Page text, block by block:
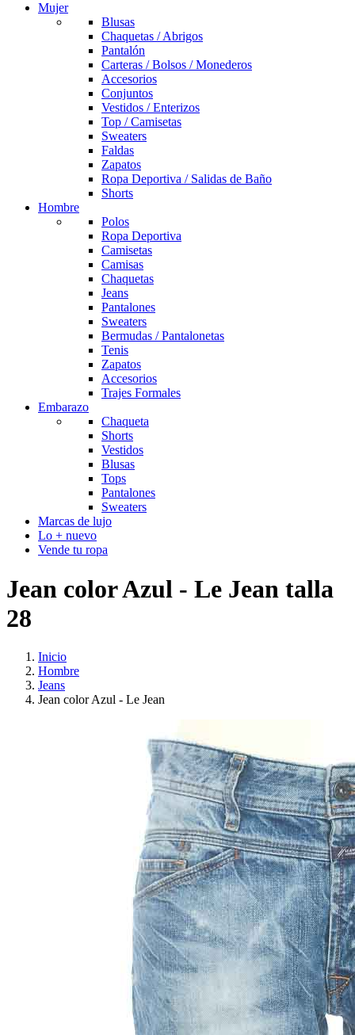
Mujer
Blusas
Chaquetas / Abrigos
Pantalón
Carteras / Bolsos / Monederos
Accesorios
Conjuntos
Vestidos / Enterizos
Top / Camisetas
Sweaters
Faldas
Zapatos
Ropa Deportiva / Salidas de Baño
Shorts
Hombre
Polos
Ropa Deportiva
Camisetas
Camisas
Chaquetas
Jeans
Pantalones
Sweaters
Bermudas / Pantalonetas
Tenis
Zapatos
Accesorios
Trajes Formales
Embarazo
Chaqueta
Shorts
Vestidos
Blusas
Tops
Pantalones
Sweaters
Marcas de lujo
Lo + nuevo
Vende tu ropa
Jean color Azul - Le Jean talla
28
Inicio
Hombre
Jeans
Jean color Azul - Le Jean